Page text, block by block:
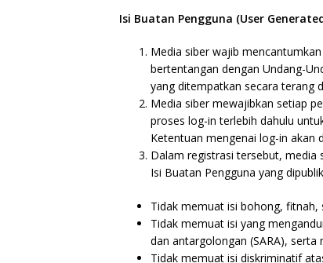
Isi Buatan Pengguna (User
Media siber wajib
bertentangan dengan Undang-
yang ditempatkan secara terang
Media siber mewajibkan setiap
proses log-in terlebih dahulu
Ketentuan mengenai log-in akan
Dalam registrasi tersebut, media
Isi Buatan Pengguna yang
Tidak memuat isi bohong, fitnah,
Tidak memuat isi yang
dan antargolongan (SARA),
Tidak memuat isi diskriminatif